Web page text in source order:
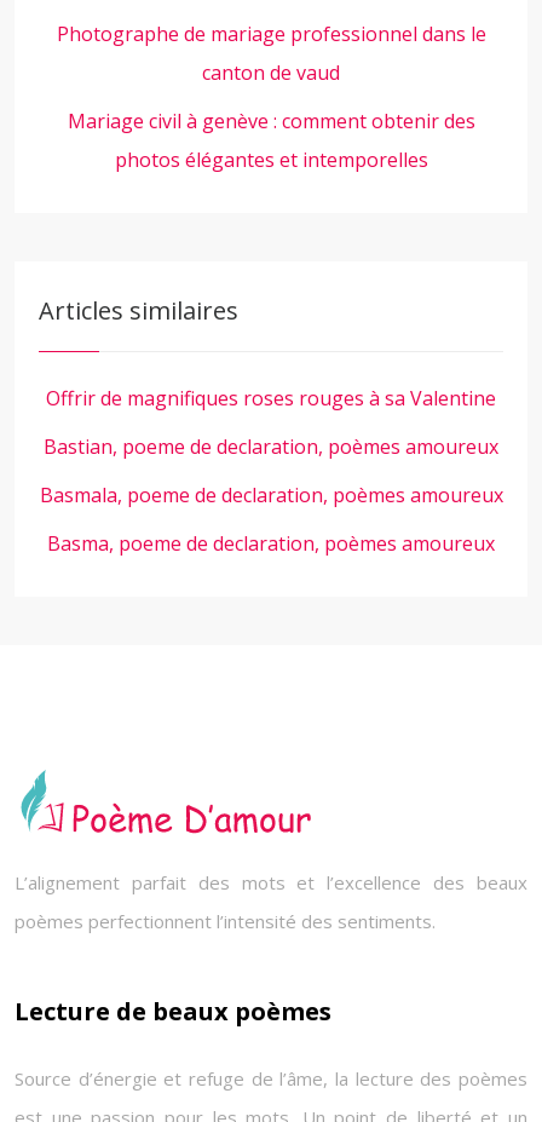
Photographe de mariage professionnel dans le
canton de vaud
Mariage civil à genève : comment obtenir des
photos élégantes et intemporelles
Articles similaires
Offrir de magnifiques roses rouges à sa Valentine
Bastian, poeme de declaration, poèmes amoureux
Basmala, poeme de declaration, poèmes amoureux
Basma, poeme de declaration, poèmes amoureux
L’alignement parfait des mots et l’excellence des beaux
poèmes perfectionnent l’intensité des sentiments.
Lecture de beaux poèmes
Source d’énergie et refuge de l’âme, la lecture des poèmes
est une passion pour les mots. Un point de liberté et un